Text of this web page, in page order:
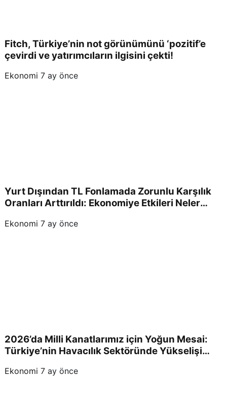
Fitch, Türkiye’nin not görünümünü ‘pozitif’e
çevirdi ve yatırımcıların ilgisini çekti!
Ekonomi 7 ay önce
Yurt Dışından TL Fonlamada Zorunlu Karşılık
Oranları Arttırıldı: Ekonomiye Etkileri Neler
Ekonomi 7 ay önce
2026’da Milli Kanatlarımız için Yoğun Mesai:
Türkiye’nin Havacılık Sektöründe Yükselişi
Ekonomi 7 ay önce